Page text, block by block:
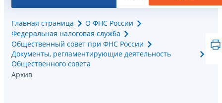
Главная страница
О ФНС России
Федеральная налоговая служба
Общественный совет при ФНС России
Документы, регламентирующие деятельность
Общественного совета
Архив